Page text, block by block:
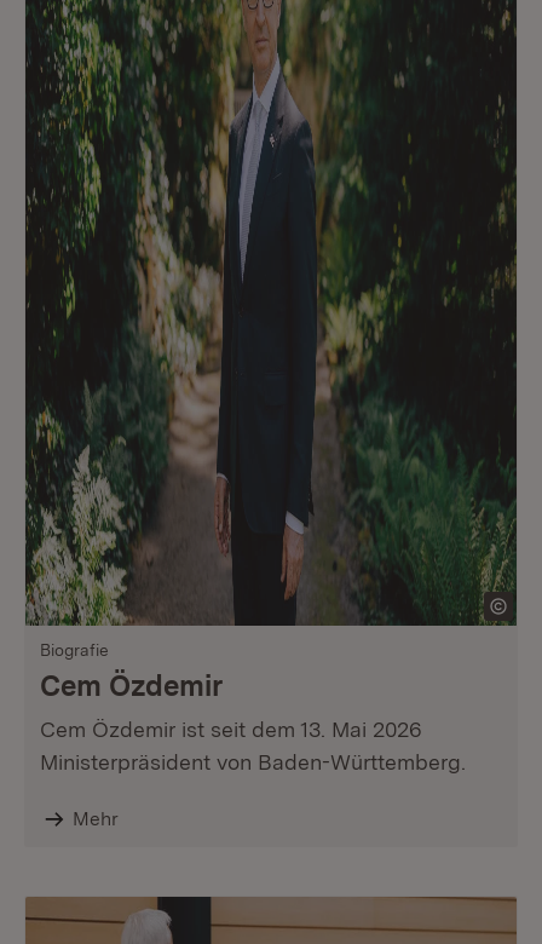
Biografie
Cem Özdemir
Cem Özdemir ist seit dem 13. Mai 2026
Ministerpräsident von Baden-Württemberg.
Mehr